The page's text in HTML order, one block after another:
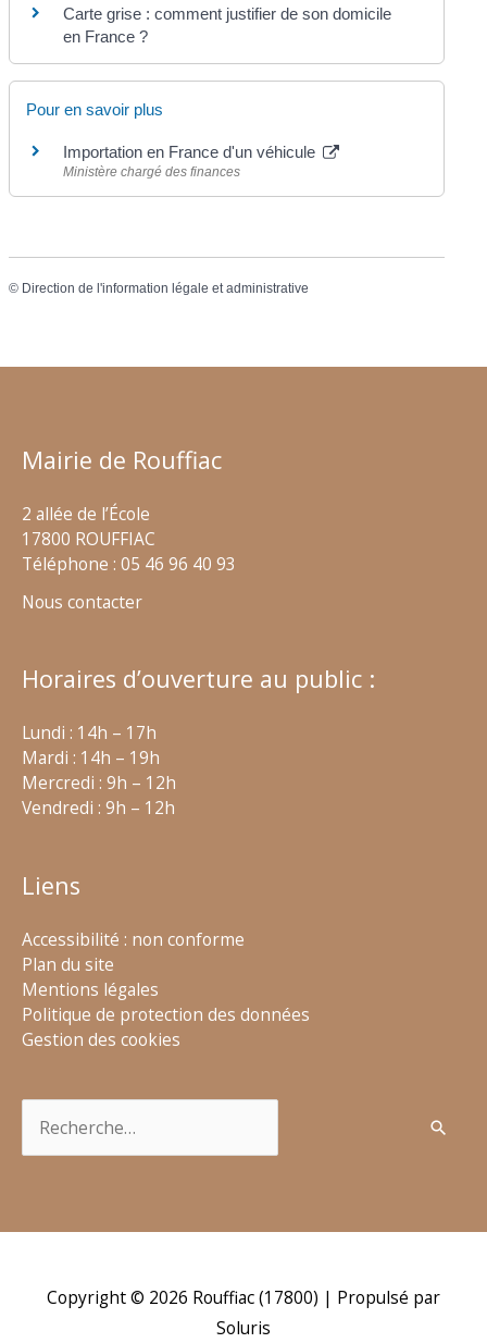
Carte grise : comment justifier de son domicile
en France ?
Pour en savoir plus
Importation en France d'un véhicule
Ministère chargé des finances
© Direction de l'information légale et administrative
Mairie de Rouffiac
2 allée de l’École
17800 ROUFFIAC
Téléphone : 05 46 96 40 93
Nous contacter
Horaires d’ouverture au public :
Lundi : 14h – 17h
Mardi : 14h – 19h
Mercredi : 9h – 12h
Vendredi : 9h – 12h
Liens
Accessibilité : non conforme
Plan du site
Mentions légales
Politique de protection des données
Gestion des cookies
Copyright © 2026 Rouffiac (17800) | Propulsé par
Soluris